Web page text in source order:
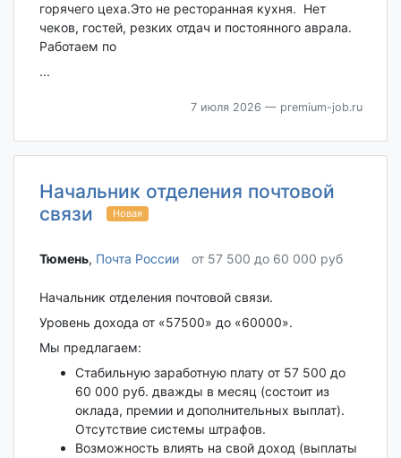
горячего цеха.Это не ресторанная кухня. Нет
чеков, гостей, резких отдач и постоянного аврала.
Работаем по
...
7 июля 2026 — premium-job.ru
Начальник отделения почтовой
связи
Новая
Тюмень‎, Почта России от 57 500 до 60 000 руб
Начальник отделения почтовой связи.
Уровень дохода от «57500» до «60000».
Мы предлагаем:
Стабильную заработную плату от 57 500 до
60 000 руб. дважды в месяц (состоит из
оклада, премии и дополнительных выплат).
Отсутствие системы штрафов.
Возможность влиять на свой доход (выплаты